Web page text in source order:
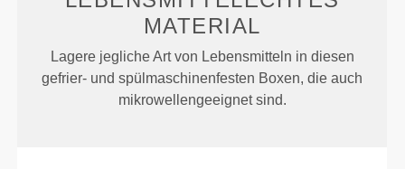
MATERIAL
Lagere jegliche Art von Lebensmitteln in diesen
gefrier- und spülmaschinenfesten Boxen, die auch
mikrowellengeeignet sind.